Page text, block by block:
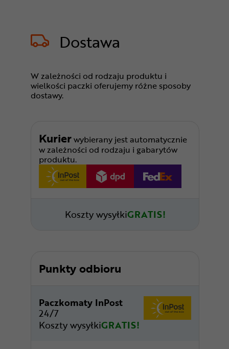
Dostawa
W zależności od rodzaju produktu i
wielkości paczki oferujemy różne sposoby
dostawy.
Kurierwybierany jest automatycznie
w zależności od rodzaju i gabarytów
produktu.
Koszty wysyłkiGRATIS!
Punkty odbioru
Paczkomaty InPost
24/7
Koszty wysyłkiGRATIS!